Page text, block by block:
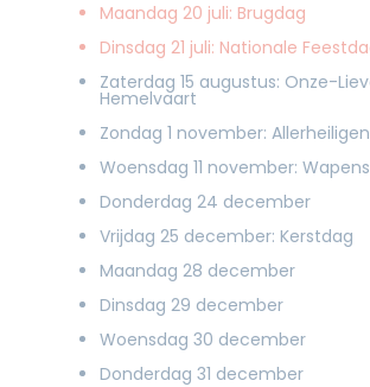
Maandag 20 juli: Brugdag
Dinsdag 21 juli: Nationale
Zaterdag 15 augustus: Onze-
Hemelvaart
Zondag 1 november: Allerheiligen
Woensdag 11 november:
Donderdag 24 december
Vrijdag 25 december: Kerstdag
Maandag 28 december
Dinsdag 29 december
Woensdag 30 december
Donderdag 31 december